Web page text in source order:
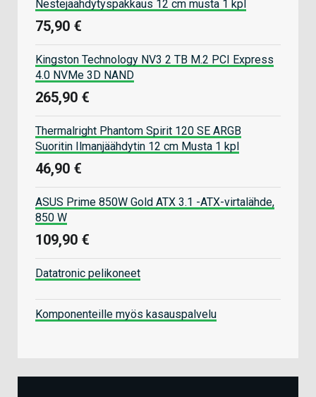
Nestejäähdytyspakkaus 12 cm musta 1 kpl
75,90 €
Kingston Technology NV3 2 TB M.2 PCI Express
4.0 NVMe 3D NAND
265,90 €
Thermalright Phantom Spirit 120 SE ARGB
Suoritin Ilmanjäähdytin 12 cm Musta 1 kpl
46,90 €
ASUS Prime 850W Gold ATX 3.1 -ATX-virtalähde,
850 W
109,90 €
Datatronic pelikoneet
Komponenteille myös kasauspalvelu